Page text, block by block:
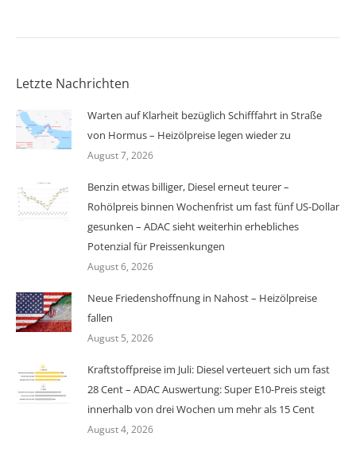
Letzte Nachrichten
Warten auf Klarheit bezüglich Schifffahrt in Straße
von Hormus – Heizölpreise legen wieder zu
August 7, 2026
Benzin etwas billiger, Diesel erneut teurer –
Rohölpreis binnen Wochenfrist um fast fünf US-Dollar
gesunken – ADAC sieht weiterhin erhebliches
Potenzial für Preissenkungen
August 6, 2026
Neue Friedenshoffnung in Nahost – Heizölpreise
fallen
August 5, 2026
Kraftstoffpreise im Juli: Diesel verteuert sich um fast
28 Cent – ADAC Auswertung: Super E10-Preis steigt
innerhalb von drei Wochen um mehr als 15 Cent
August 4, 2026